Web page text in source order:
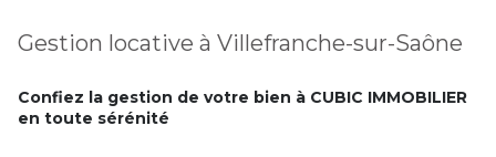
Gestion locative à Villefranche-sur-Saône
Confiez la gestion de votre bien à CUBIC IMMOBILIER
en toute sérénité